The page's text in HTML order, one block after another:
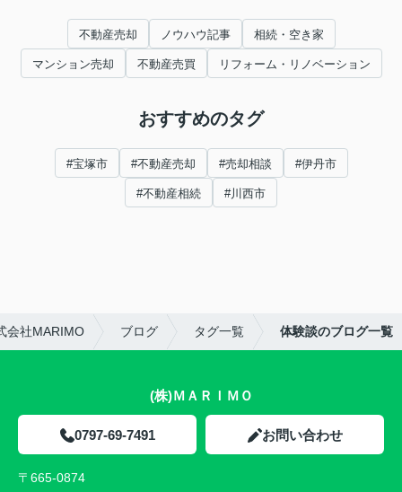
不動産売却 ノウハウ記事 相続・空き家
マンション売却 不動産売買 リフォーム・リノベーション
おすすめのタグ
#宝塚市 #不動産売却 #売却相談 #伊丹市
#不動産相続 #川西市
会社MARIMO ブログ タグ一覧 体験談のブログ一覧
(株)ＭＡＲＩＭＯ
0797-69-7491 お問い合わせ
〒665-0874